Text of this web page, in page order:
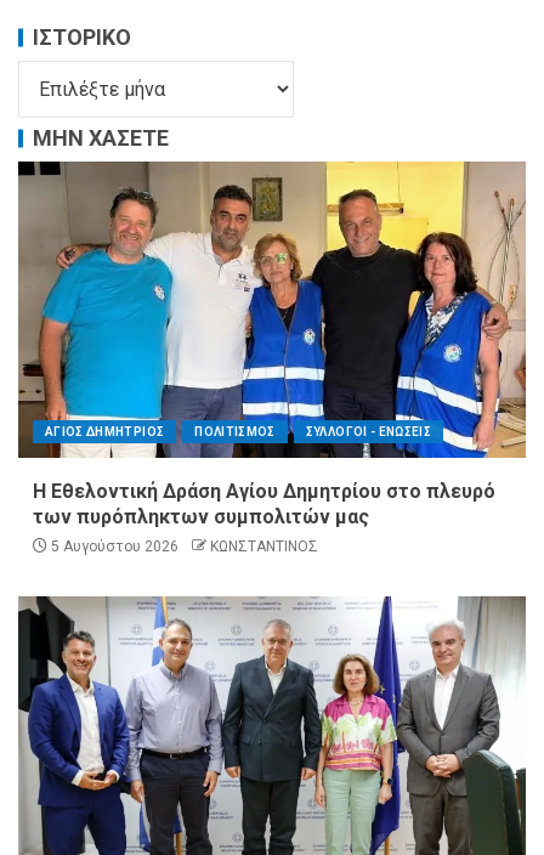
ΙΣΤΟΡΙΚΌ
ΜΗΝ ΧΑΣΕΤΕ
ΑΓΙΟΣ ΔΗΜΗΤΡΙΟΣ ΠΟΛΙΤΙΣΜΟΣ ΣΥΛΛΟΓΟΙ - ΕΝΩΣΕΙΣ
Η Εθελοντική Δράση Αγίου Δημητρίου στο πλευρό
των πυρόπληκτων συμπολιτών μας
5 Αυγούστου 2026 ΚΩΝΣΤΑΝΤΙΝΟΣ